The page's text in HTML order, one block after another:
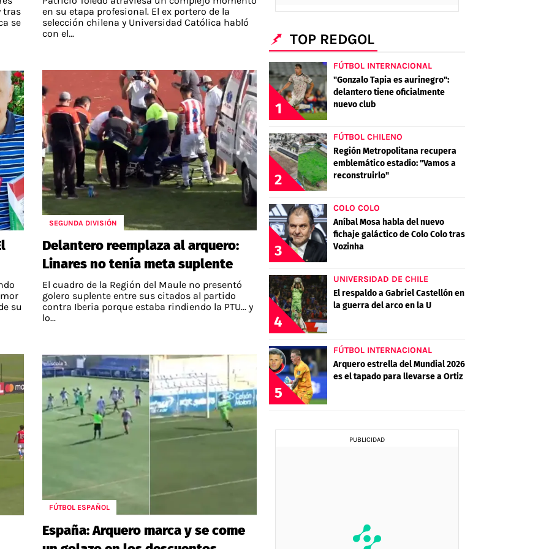
tras
se
en su etapa profesional. El ex portero de la
selección chilena y Universidad Católica habló
con el...
su
SEGUNDA DIVISIÓN
Delantero reemplaza al arquero:
Linares no tenía meta suplente
El cuadro de la Región del Maule no presentó
golero suplente entre sus citados al partido
contra Iberia porque estaba rindiendo la PTU... y
lo...
FÚTBOL ESPAÑOL
España: Arquero marca y se come
TOP REDGOL
1
FÚTBOL INTERNACIONAL
"Gonzalo Tapia es aurinegro":
delantero tiene oficialmente
nuevo club
2
FÚTBOL CHILENO
Región Metropolitana recupera
emblemático estadio: "Vamos a
reconstruirlo"
3
COLO COLO
Aníbal Mosa habla del nuevo
fichaje galáctico de Colo Colo tras
Vozinha
4
UNIVERSIDAD DE CHILE
El respaldo a Gabriel Castellón en
la guerra del arco en la U
5
FÚTBOL INTERNACIONAL
Arquero estrella del Mundial 2026
es el tapado para llevarse a Ortiz